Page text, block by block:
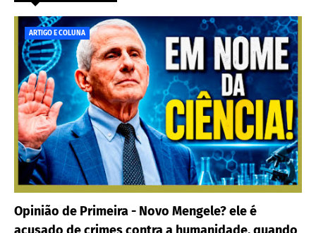
ARTIGO E COLUNA
Opinião de Primeira - Novo Mengele? ele é